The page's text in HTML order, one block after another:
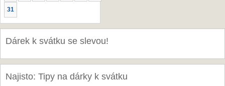
31
Dárek k svátku se slevou!
Najisto: Tipy na dárky k svátku